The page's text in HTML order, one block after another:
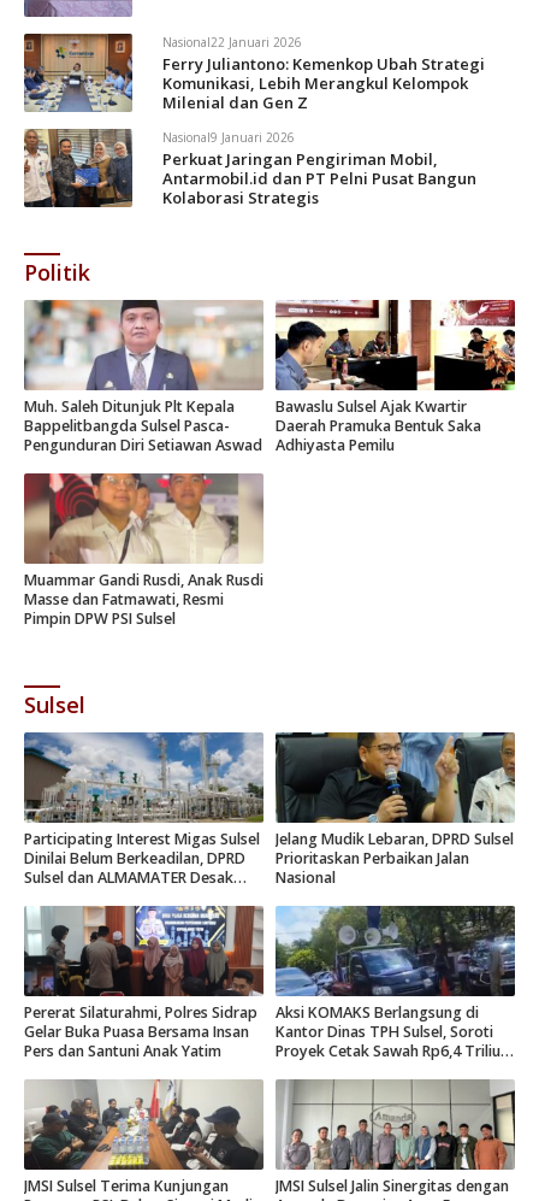
Nasional22 Januari 2026
Ferry Juliantono: Kemenkop Ubah Strategi
Komunikasi, Lebih Merangkul Kelompok
Milenial dan Gen Z
Nasional9 Januari 2026
Perkuat Jaringan Pengiriman Mobil,
Antarmobil.id dan PT Pelni Pusat Bangun
Kolaborasi Strategis
Politik
Muh. Saleh Ditunjuk Plt Kepala
Bappelitbangda Sulsel Pasca-
Pengunduran Diri Setiawan Aswad
Bawaslu Sulsel Ajak Kwartir
Daerah Pramuka Bentuk Saka
Adhiyasta Pemilu
Muammar Gandi Rusdi, Anak Rusdi
Masse dan Fatmawati, Resmi
Pimpin DPW PSI Sulsel
Sulsel
Participating Interest Migas Sulsel
Dinilai Belum Berkeadilan, DPRD
Sulsel dan ALMAMATER Desak
Jelang Mudik Lebaran, DPRD Sulsel
Prioritaskan Perbaikan Jalan
Nasional
Pererat Silaturahmi, Polres Sidrap
Gelar Buka Puasa Bersama Insan
Pers dan Santuni Anak Yatim
Aksi KOMAKS Berlangsung di
Kantor Dinas TPH Sulsel, Soroti
Proyek Cetak Sawah Rp6,4 Triliun
JMSI Sulsel Terima Kunjungan
JMSI Sulsel Jalin Sinergitas dengan